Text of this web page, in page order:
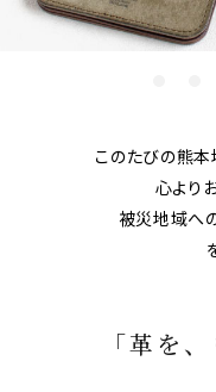
このたびの熊本
心より
被災地域へ
「革を